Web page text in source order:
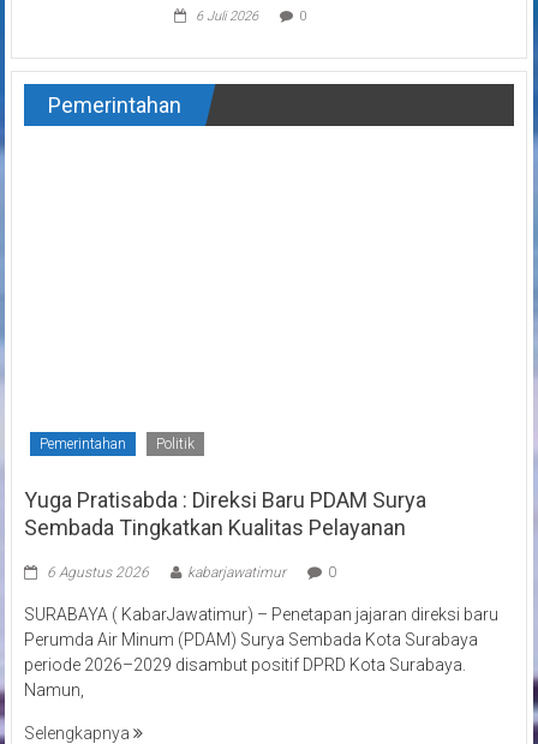
6 Juli 2026 0
Pemerintahan
Pemerintahan Politik
Yuga Pratisabda : Direksi Baru PDAM Surya
Sembada Tingkatkan Kualitas Pelayanan
6 Agustus 2026 kabarjawatimur 0
SURABAYA ( KabarJawatimur) – Penetapan jajaran direksi baru
Perumda Air Minum (PDAM) Surya Sembada Kota Surabaya
periode 2026–2029 disambut positif DPRD Kota Surabaya.
Namun,
Selengkapnya